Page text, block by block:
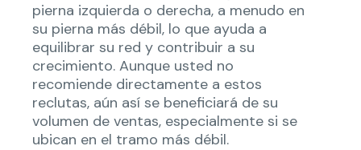
pierna izquierda o derecha, a menudo en
su pierna más débil, lo que ayuda a
equilibrar su red y contribuir a su
crecimiento. Aunque usted no
recomiende directamente a estos
reclutas, aún así se beneficiará de su
volumen de ventas, especialmente si se
ubican en el tramo más débil.